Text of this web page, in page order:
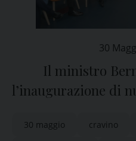
30
Il ministro
l’inaugurazione di
30 maggio cravino